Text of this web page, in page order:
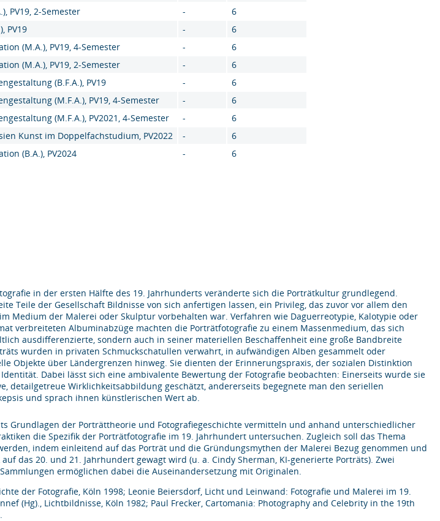
PV19, 2-Semester -
6
PV19 -
6
(M.A.), PV19, 4-Semester -
6
(M.A.), PV19, 2-Semester -
6
(B.F.A.), PV19 -
6
(M.F.A.), PV19, 4-Semester -
6
(M.F.A.), PV2021, 4-Semester -
6
Kunst im Doppelfachstudium, PV2022 -
6
(B.A.), PV2024 - 6
in der ersten Hälfte des 19. Jahrhunderts veränderte sich die Porträtkultur grundlegend.
Teile der Gesellschaft Bildnisse von sich anfertigen lassen, ein Privileg, das zuvor vor allem den
Medium der Malerei oder Skulptur vorbehalten war. Verfahren wie Daguerreotypie, Kalotypie oder
verbreiteten Albuminabzüge machten die Porträtfotografie zu einem Massenmedium, das sich
ausdifferenzierte, sondern auch in seiner materiellen Beschaffenheit eine große Bandbreite
wurden in privaten Schmuckschatullen verwahrt, in aufwändigen Alben gesammelt oder
Objekte über Ländergrenzen hinweg. Sie dienten der Erinnerungspraxis, der sozialen Distinktion
Dabei lässt sich eine ambivalente Bewertung der Fotografie beobachten: Einerseits wurde sie
detailgetreue Wirklichkeitsabbildung geschätzt, andererseits begegnete man den seriellen
und sprach ihnen künstlerischen Wert ab.
Grundlagen der Porträttheorie und Fotografiegeschichte vermitteln und anhand unterschiedlicher
die Spezifik der Porträtfotografie im 19. Jahrhundert untersuchen. Zugleich soll das Thema
indem einleitend auf das Porträt und die Gründungsmythen der Malerei Bezug genommen und
das 20. und 21. Jahrhundert gewagt wird (u. a. Cindy Sherman, KI-generierte Porträts). Zwei
ermöglichen dabei die Auseinandersetzung mit Originalen.
der Fotografie, Köln 1998; Leonie Beiersdorf, Licht und Leinwand: Fotografie und Malerei im 19.
(Hg)., Lichtbildnisse, Köln 1982; Paul Frecker, Cartomania: Photography and Celebrity in the 19th